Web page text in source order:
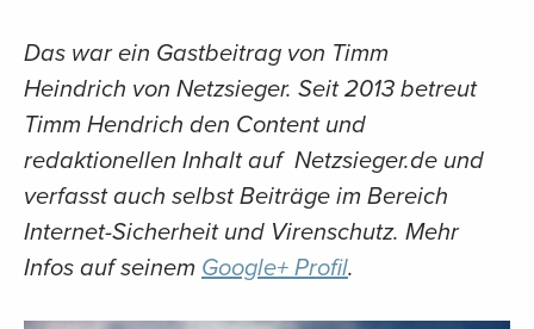
Das war ein Gastbeitrag von Timm
Heindrich von Netzsieger. Seit 2013 betreut
Timm Hendrich den Content und
redaktionellen Inhalt auf Netzsieger.de und
verfasst auch selbst Beiträge im Bereich
Internet-Sicherheit und Virenschutz. Mehr
Infos auf seinemGoogle+ Profil.